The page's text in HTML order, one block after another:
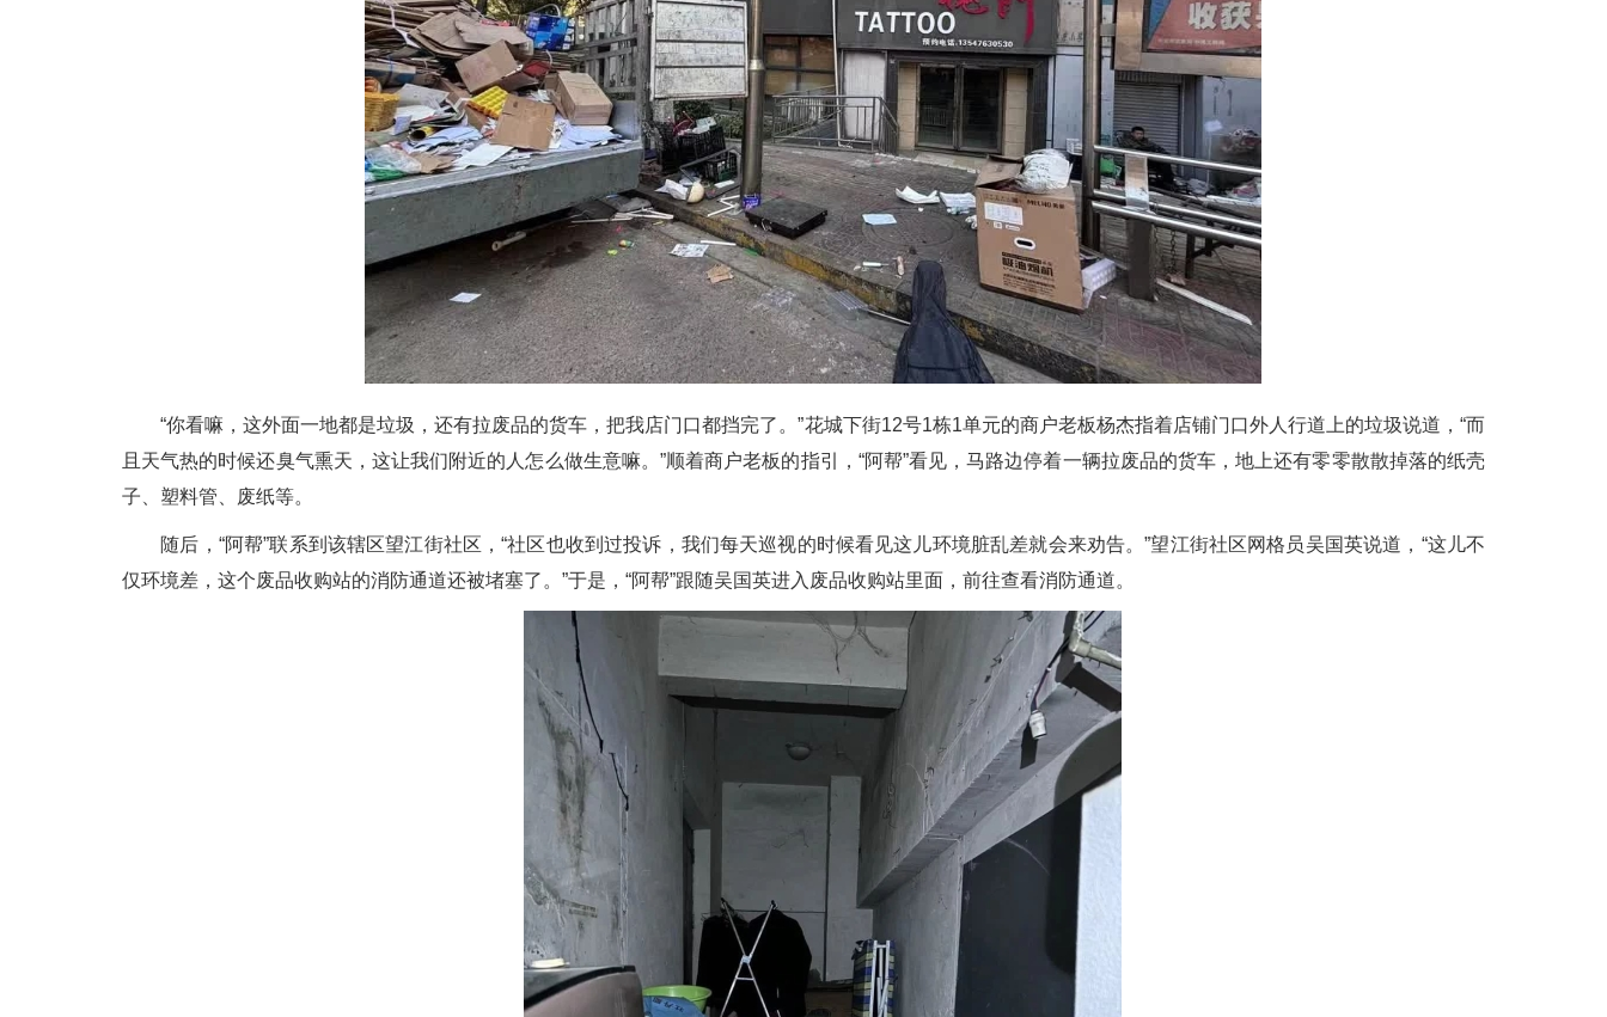
“你看嘛，这外面一地都是垃圾，还有拉废品的货车，把我店门口都挡完了。”花城下街12号1栋1单元的商户老板杨杰指着店铺门口外人行道上的垃圾说道，“而
且天气热的时候还臭气熏天，这让我们附近的人怎么做生意嘛。”顺着商户老板的指引，“阿帮”看见，马路边停着一辆拉废品的货车，地上还有零零散散掉落的纸壳
子、塑料管、废纸等。
随后，“阿帮”联系到该辖区望江街社区，“社区也收到过投诉，我们每天巡视的时候看见这儿环境脏乱差就会来劝告。”望江街社区网格员吴国英说道，“这儿不
仅环境差，这个废品收购站的消防通道还被堵塞了。”于是，“阿帮”跟随吴国英进入废品收购站里面，前往查看消防通道。